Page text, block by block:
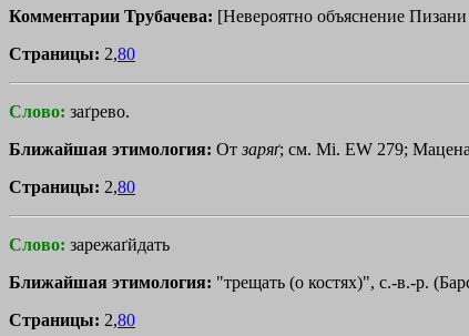
Комментарии Трубачева: [Невероятно объяснение
Страницы: 2,80
Слово: заґрево.
Ближайшая этимология: От заряґ; см. Мi. ЕW 279;
Страницы: 2,80
Слово: зарежаґйдать
Ближайшая этимология: "трещать (о костях)", с.-в.-р.
Страницы: 2,80